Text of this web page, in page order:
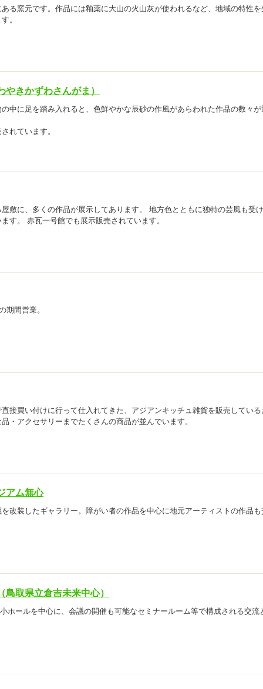
る窯元です。作品には釉薬に大山の火山灰が使われるなど、地域の特性を
。
きかずわさんがま）
中に足を踏み入れると、色鮮やかな辰砂の作風があらわれた作品の数々が
れています。
敷に、多くの作品が展示してあります。 地方色とともに独特の芸風も受
す。 赤瓦一号館でも展示販売されています。
期間営業。
接買い付けに行って仕入れてきた、アジアンキッチュ雑貨を販売している
・アクセサリーまでたくさんの商品が並んでいます。
アム無心
改装したギャラリー。障がい者の作品を中心に地元アーティストの作品も
取県立倉吉未来中心）
ホールを中心に、会議の開催も可能なセミナールーム等で構成される交流